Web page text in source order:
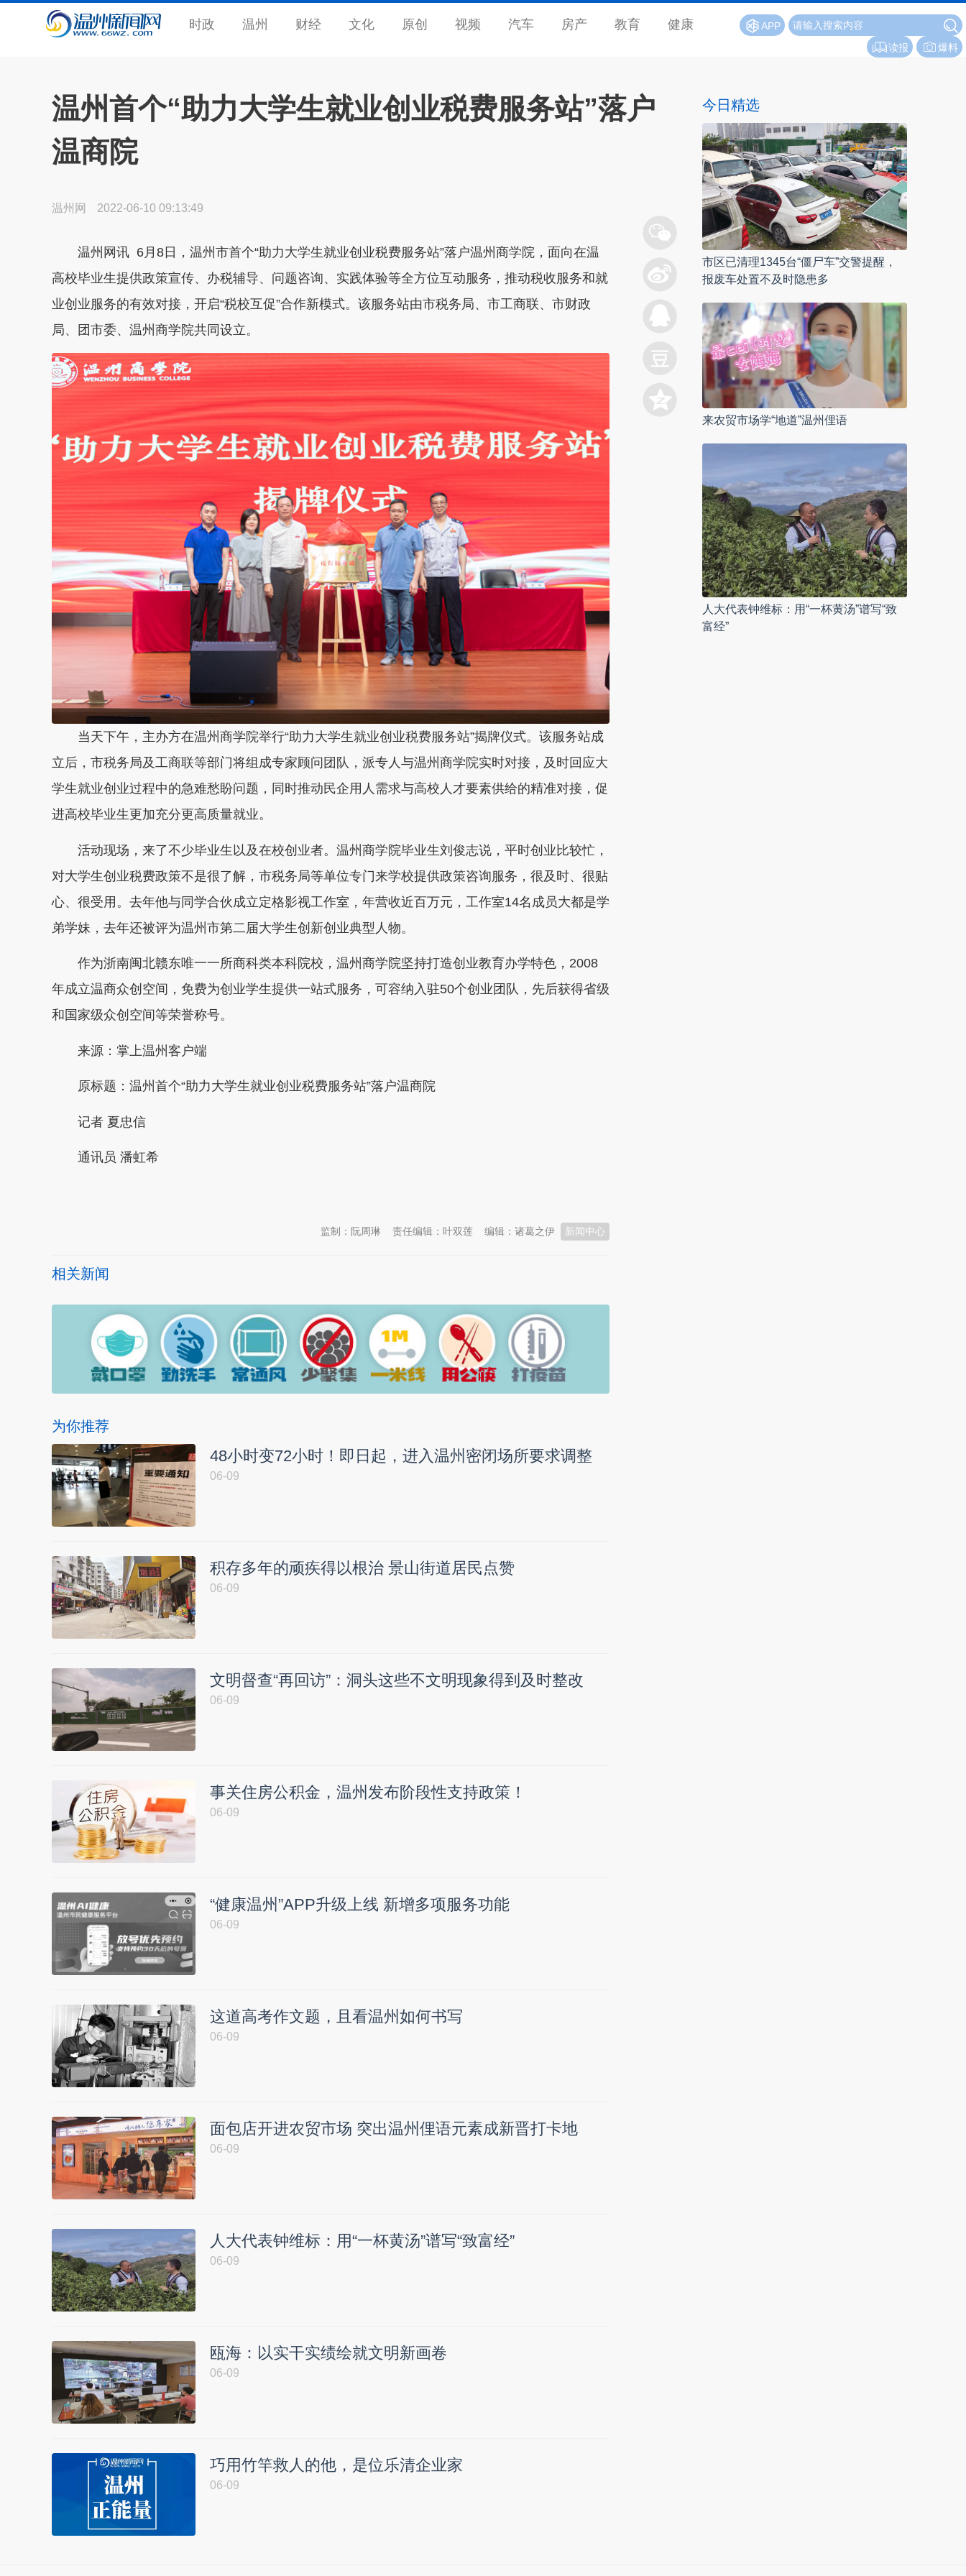
时政 温州 财经 文化 原创 视频 汽车 房产 教育 健康
APP
爆料
读报
温州首个“助力大学生就业创业税费服务站”落户
温商院
温州网 2022-06-10 09:13:49
温州网讯 6月8日，温州市首个“助力大学生就业创业税费服务站”落户温州商学院，面向在温
高校毕业生提供政策宣传、办税辅导、问题咨询、实践体验等全方位互动服务，推动税收服务和就
业创业服务的有效对接，开启“税校互促”合作新模式。该服务站由市税务局、市工商联、市财政
局、团市委、温州商学院共同设立。
当天下午，主办方在温州商学院举行“助力大学生就业创业税费服务站”揭牌仪式。该服务站成
立后，市税务局及工商联等部门将组成专家顾问团队，派专人与温州商学院实时对接，及时回应大
学生就业创业过程中的急难愁盼问题，同时推动民企用人需求与高校人才要素供给的精准对接，促
进高校毕业生更加充分更高质量就业。
活动现场，来了不少毕业生以及在校创业者。温州商学院毕业生刘俊志说，平时创业比较忙，
对大学生创业税费政策不是很了解，市税务局等单位专门来学校提供政策咨询服务，很及时、很贴
心、很受用。去年他与同学合伙成立定格影视工作室，年营收近百万元，工作室14名成员大都是学
弟学妹，去年还被评为温州市第二届大学生创新创业典型人物。
作为浙南闽北赣东唯一一所商科类本科院校，温州商学院坚持打造创业教育办学特色，2008
年成立温商众创空间，免费为创业学生提供一站式服务，可容纳入驻50个创业团队，先后获得省级
和国家级众创空间等荣誉称号。
来源：掌上温州客户端
原标题：温州首个“助力大学生就业创业税费服务站”落户温商院
记者 夏忠信
通讯员 潘虹希
新闻中心
编辑：诸葛之伊
责任编辑：叶双莲
监制：阮周琳
相关新闻
为你推荐
48小时变72小时！即日起，进入温州密闭场所要求调整
06-09
积存多年的顽疾得以根治 景山街道居民点赞
06-09
文明督查“再回访”：洞头这些不文明现象得到及时整改
06-09
事关住房公积金，温州发布阶段性支持政策！
06-09
“健康温州”APP升级上线 新增多项服务功能
06-09
这道高考作文题，且看温州如何书写
06-09
面包店开进农贸市场 突出温州俚语元素成新晋打卡地
06-09
人大代表钟维标：用“一杯黄汤”谱写“致富经”
06-09
瓯海：以实干实绩绘就文明新画卷
06-09
巧用竹竿救人的他，是位乐清企业家
06-09
今日精选
市区已清理1345台“僵尸车”交警提醒，
报废车处置不及时隐患多
来农贸市场学“地道”温州俚语
人大代表钟维标：用“一杯黄汤”谱写“致
富经”